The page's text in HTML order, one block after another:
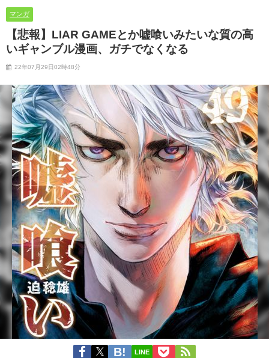
マンガ
【悲報】LIAR GAMEとか嘘喰いみたいな質の高
いギャンブル漫画、ガチでなくなる
22年07月29日02時48分
LINE